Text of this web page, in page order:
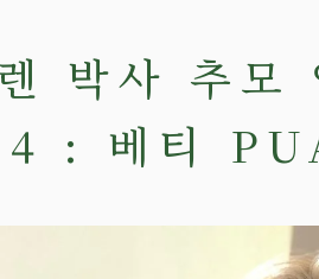
박사 추
4 : 베티